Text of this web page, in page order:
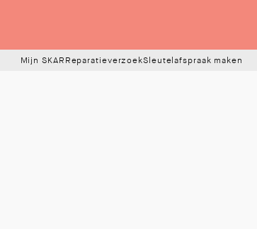
Mijn SKAR ReparatieverzoekSleutelafspraak maken